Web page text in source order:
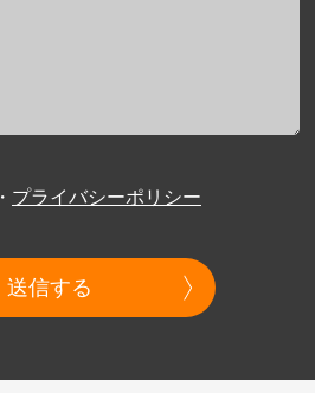
・ プライバシーポリシー
送信する